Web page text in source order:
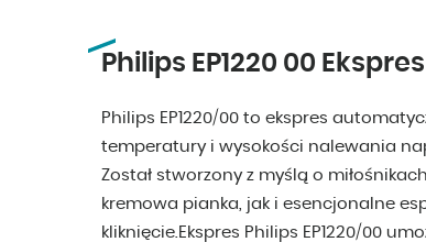
Philips EP1220 00
Philips EP1220/00 to ekspres
temperatury i wysokości nalewania
Został stworzony z myślą o
kremowa pianka, jak i esencjonalne
kliknięcie.Ekspres Philips EP1220/00